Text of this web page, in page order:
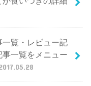
一覧・レビュー記
一覧をメニュー